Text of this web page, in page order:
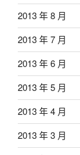
2013 年 8 月
2013 年 7 月
2013 年 6 月
2013 年 5 月
2013 年 4 月
2013 年 3 月